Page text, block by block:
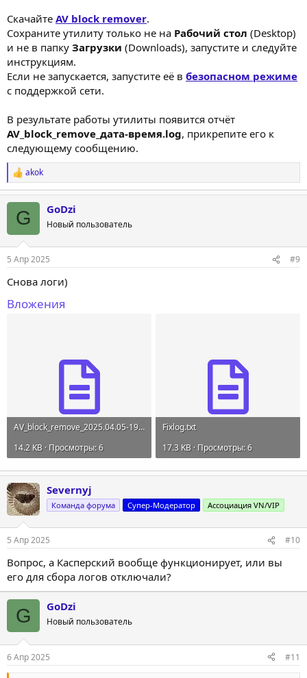
Скачайте AV block remover.
Сохраните утилиту только не на Рабочий стол (Desktop)
и не в папку Загрузки (Downloads), запустите и следуйте
инструкциям.
Если не запускается, запустите её в безопасном режиме
с поддержкой сети.
В результате работы утилиты появится отчёт
AV_block_remove_дата-время.log, прикрепите его к
следующему сообщению.
Р
е
а
ц
akok
G GoDzi
Новый пользователь
5 Апр 2025 #9
Снова логи)
Вложения
AV_block_remove_2025.04.05-19.34.log
14.2 KB · Просмотры: 6
Fixlog.txt
17.3 KB · Просмотры: 6
Severnyj
Команда форума Супер-Модератор Ассоциация VN/VIP
5 Апр 2025 #10
Вопрос, а Касперский вообще функционирует, или вы
его для сбора логов отключали?
G GoDzi
Новый пользователь
6 Апр 2025 #11